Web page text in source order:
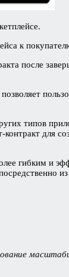
к
после
позволяет
типов
для
гибким и
из